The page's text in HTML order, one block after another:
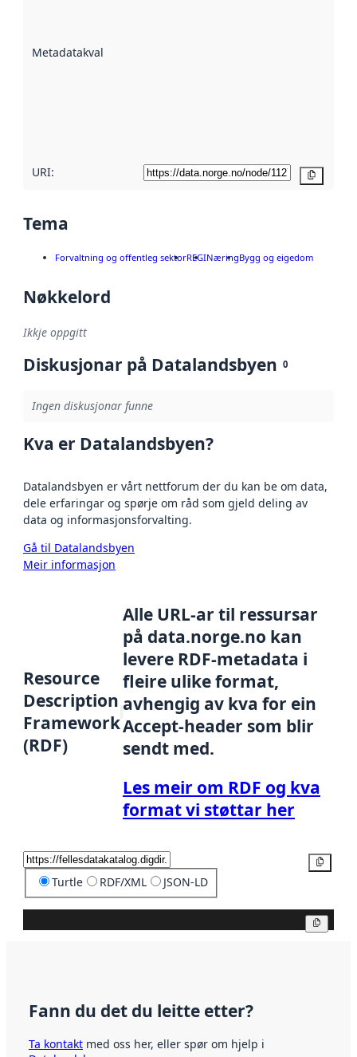
Metadatakvalitet
URI:
Tema
Forvaltning og offentleg sektorREGINæringBygg og eigedom
Nøkkelord
Ikkje oppgitt
Diskusjonar på Datalandsbyen 0
Ingen diskusjonar funne
Kva er Datalandsbyen?
Datalandsbyen er vårt nettforum der du kan be om data,
dele erfaringar og spørje om råd som gjeld deling av
data og informasjonsforvalting.
Gå til Datalandsbyen
Meir informasjon
Resource
Description
Framework
(RDF)
Alle URL-ar til ressursar
på data.norge.no kan
levere RDF-metadata i
fleire ulike format,
avhengig av kva for ein
Accept-header som blir
sendt med.
Les meir om RDF og kva
format vi støttar her
Turtle RDF/XML JSON-LD
Fann du det du leitte etter?
Ta kontakt med oss her, eller spør om hjelp i